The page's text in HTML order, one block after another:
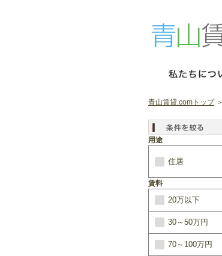
青山賃貸.comトップ＞
用途
住居
賃料
20万以下
30～50万円
70～100万円